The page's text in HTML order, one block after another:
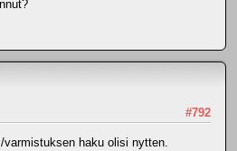
#792
haku olisi nytten.